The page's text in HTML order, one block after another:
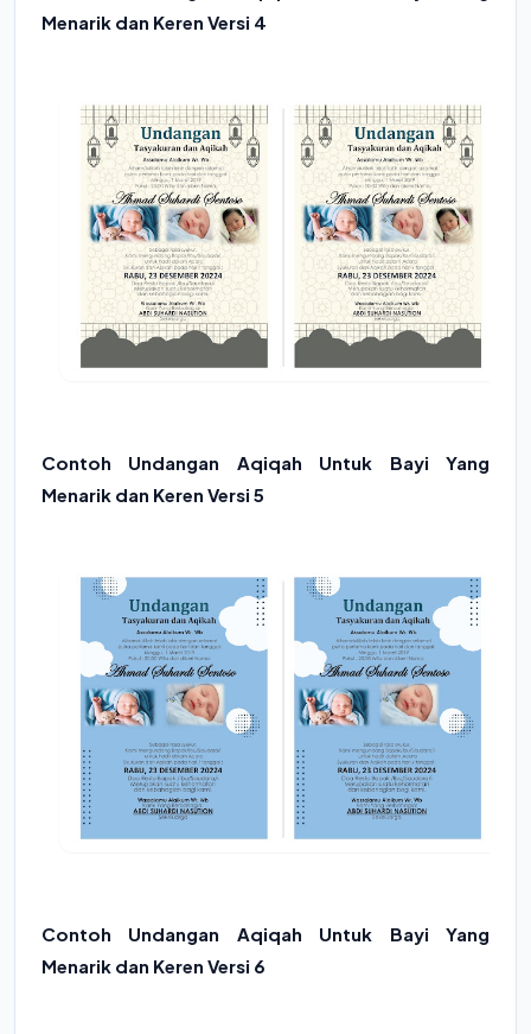
Menarik dan Keren Versi 4
Contoh Undangan Aqiqah Untuk Bayi Yang
Menarik dan Keren Versi 5
Contoh Undangan Aqiqah Untuk Bayi Yang
Menarik dan Keren Versi 6